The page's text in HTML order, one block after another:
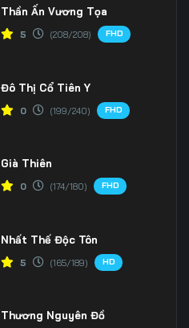
Thần Ấn Vương Tọa
5 (208/208) FHD
Đô Thị Cổ Tiên Y
0 (199/240) FHD
Già Thiên
0 (174/180) FHD
Nhất Thế Độc Tôn
5 (165/189) HD
Thương Nguyên Đồ